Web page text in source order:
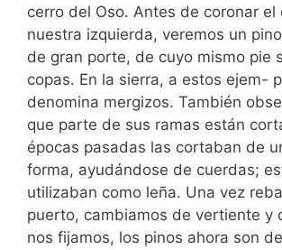
cerro del Oso. Antes de coronar el
nuestra izquierda, veremos un
de gran porte, de cuyo mismo pie
copas. En la sierra, a estos ejem-
denomina mergizos. También
que parte de sus ramas están
épocas pasadas las cortaban de
forma, ayudándose de cuerdas;
utilizaban como leña. Una vez
puerto, cambiamos de vertiente y
nos fijamos, los pinos ahora son